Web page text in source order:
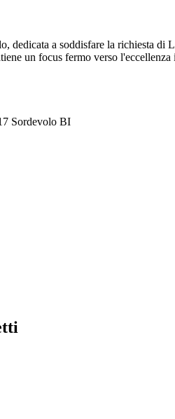
dedicata a soddisfare la richiesta
un focus fermo verso
Sordevolo BI